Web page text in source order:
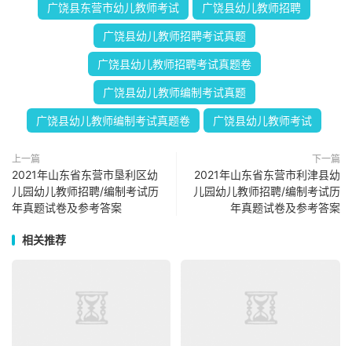
广饶县东营市幼儿教师考试 广饶县幼儿教师招聘
广饶县幼儿教师招聘考试真题
广饶县幼儿教师招聘考试真题卷
广饶县幼儿教师编制考试真题
广饶县幼儿教师编制考试真题卷 广饶县幼儿教师考试
上一篇
2021年山东省东营市垦利区幼
儿园幼儿教师招聘/编制考试历
年真题试卷及参考答案
下一篇
2021年山东省东营市利津县幼
儿园幼儿教师招聘/编制考试历
年真题试卷及参考答案
相关推荐